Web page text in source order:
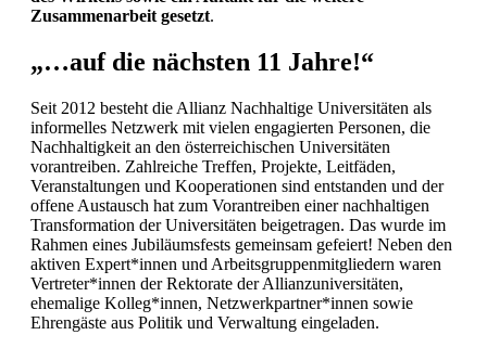
Zusammenarbeit gesetzt.
„…auf die nächsten 11 Jahre!“
Seit 2012 besteht die Allianz Nachhaltige Universitäten als
informelles Netzwerk mit vielen engagierten Personen, die
Nachhaltigkeit an den österreichischen Universitäten
vorantreiben. Zahlreiche Treffen, Projekte, Leitfäden,
Veranstaltungen und Kooperationen sind entstanden und der
offene Austausch hat zum Vorantreiben einer nachhaltigen
Transformation der Universitäten beigetragen. Das wurde im
Rahmen eines Jubiläumsfests gemeinsam gefeiert! Neben den
aktiven Expert*innen und Arbeitsgruppenmitgliedern waren
Vertreter*innen der Rektorate der Allianzuniversitäten,
ehemalige Kolleg*innen, Netzwerkpartner*innen sowie
Ehrengäste aus Politik und Verwaltung eingeladen.